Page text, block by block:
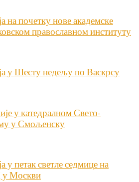
на почетку нове академске
православном институту
у Шесту недељу по Васкрсу
у катедралном Свето-
у Смољенску
у петак светле седмице на
Москви